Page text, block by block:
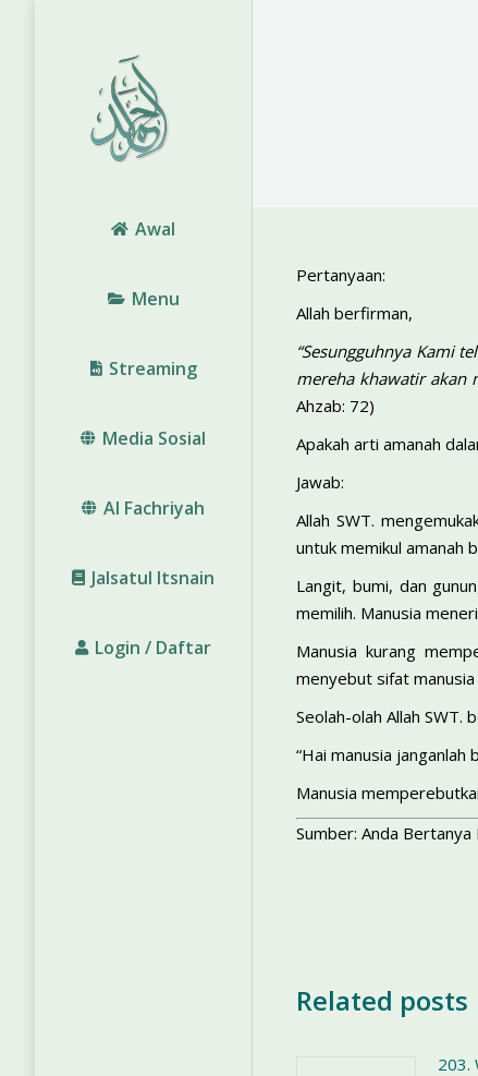
Awal
Menu
Streaming
Media Sosial
Al Fachriyah
Jalsatul Itsnain
Login / Daftar
Pertanyaan:
Allah berfirman,
“Sesungguhnya Kami
mereha khawatir akan
Ahzab: 72)
Apakah arti amanah
Jawab:
Allah SWT.
untuk memikul amanah
Langit, bumi, dan
memilih. Manusia
Manusia kurang
menyebut sifat manusia
Seolah-olah Allah SWT.
“Hai manusia
Manusia
Sumber: Anda
Related posts
203.